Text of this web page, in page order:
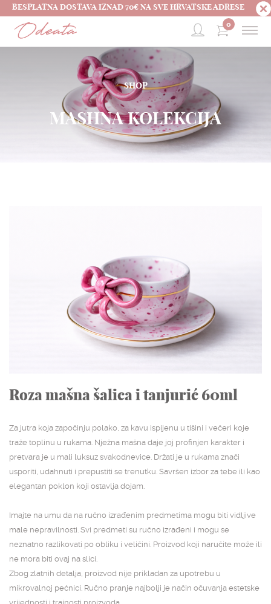
BESPLATNA DOSTAVA IZNAD 70€ NA SVE HRVATSKE ADRESE
0
NASLOVNA
KONTAKT
SHOP
MASHNA KOLEKCIJA
Roza mašna šalica i tanjurić 60ml
Za jutra koja započinju polako, za kavu ispijenu u tišini i večeri koje
traže toplinu u rukama. Nježna mašna daje joj profinjen karakter i
pretvara je u mali luksuz svakodnevice. Držati je u rukama znači
usporiti, udahnuti i prepustiti se trenutku. Savršen izbor za tebe ili kao
elegantan poklon koji ostavlja dojam.
Imajte na umu da na ručno izrađenim predmetima mogu biti vidljive
male nepravilnosti. Svi predmeti su ručno izrađeni i mogu se
neznatno razlikovati po obliku i veličini. Proizvod koji naručite može ili
ne mora biti ovaj na slici.
Zbog zlatnih detalja, proizvod nije prikladan za upotrebu u
mikrovalnoj pećnici. Ručno pranje najbolji je način očuvanja estetske